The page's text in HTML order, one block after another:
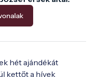
hét ajándékát
kettőt a hívek